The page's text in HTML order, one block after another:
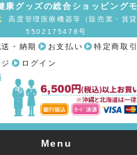
康グッズの総合ショッピング
高度管理医療機器等（販売業・賃
5502175478号
送・納期 お支払い
特定商取
ログイン
Menu